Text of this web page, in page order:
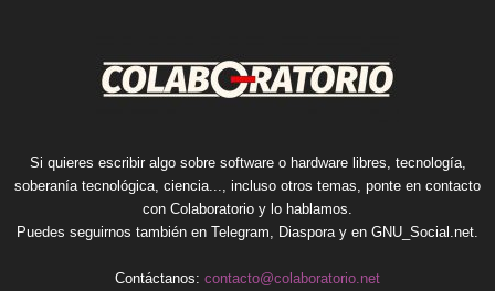
Si quieres escribir algo sobre software o hardware libres, tecnología,
soberanía tecnológica, ciencia..., incluso otros temas, ponte en contacto
con Colaboratorio y lo hablamos.
Puedes seguirnos también en Telegram Diaspora y en GNU_Social.net
Contáctanos: contacto@colaboratorio.net